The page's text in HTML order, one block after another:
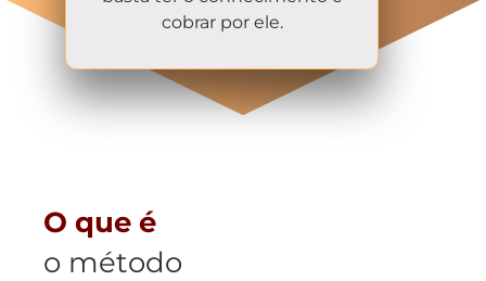
cobrar por ele.
O que é
o método